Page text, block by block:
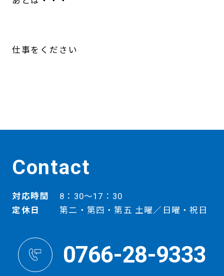
仕事をください
Contact
対応時間
8：30～17：30
定休日
第二・第四・第五 土曜／日曜・祝日
0766-28-9333